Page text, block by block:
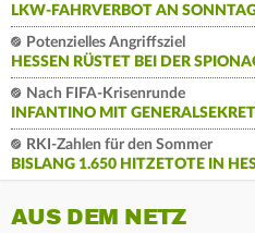
LKW-FAHRVERBOT AN
Potenzielles Angriffsziel
HESSEN RÜSTET BEI DER
Nach FIFA-Krisenrunde
INFANTINO MIT
RKI-Zahlen für den Sommer
BISLANG 1.650 HITZETOTE IN
AUS DEM NETZ